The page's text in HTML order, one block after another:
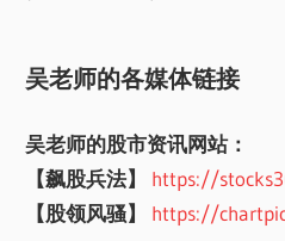
吴老师的各媒体链接
吴老师的股市资讯网站：
【飙股兵法】
https://
【股领风骚】
https://